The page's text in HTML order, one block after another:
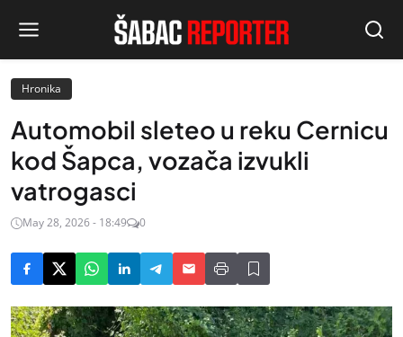
Hronika
Automobil sleteo u reku Cernicu
kod Šapca, vozača izvukli
vatrogasci
May 28, 2026 - 18:49 0